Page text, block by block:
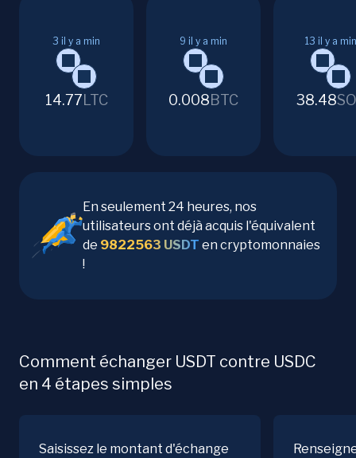
3 il y a min
14.77LTC
9 il y a min
0.008BTC
13 il y a min
38.48
En seulement 24 heures, nos
utilisateurs ont déjà acquis l'équivalent
de 9822563 USDT en cryptomonnaies
!
Comment échanger USDT contre USDC
en 4 étapes simples
Saisissez le montant d'échange